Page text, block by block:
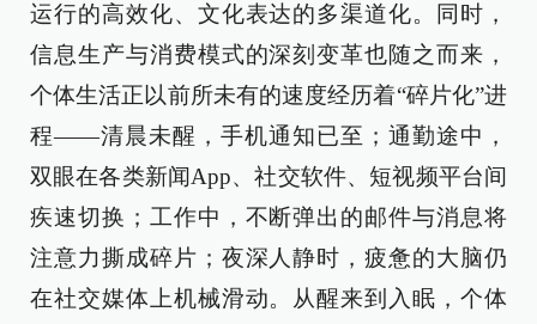
运行的高效化、文化表达的多渠道化。同时，
信息生产与消费模式的深刻变革也随之而来，
个体生活正以前所未有的速度经历着“碎片化”进
程——清晨未醒，手机通知已至；通勤途中，
双眼在各类新闻App、社交软件、短视频平台间
疾速切换；工作中，不断弹出的邮件与消息将
注意力撕成碎片；夜深人静时，疲惫的大脑仍
在社交媒体上机械滑动。从醒来到入眠，个体